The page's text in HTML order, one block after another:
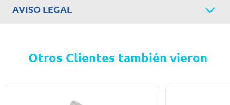
AVISO LEGAL
Otros Clientes también vieron